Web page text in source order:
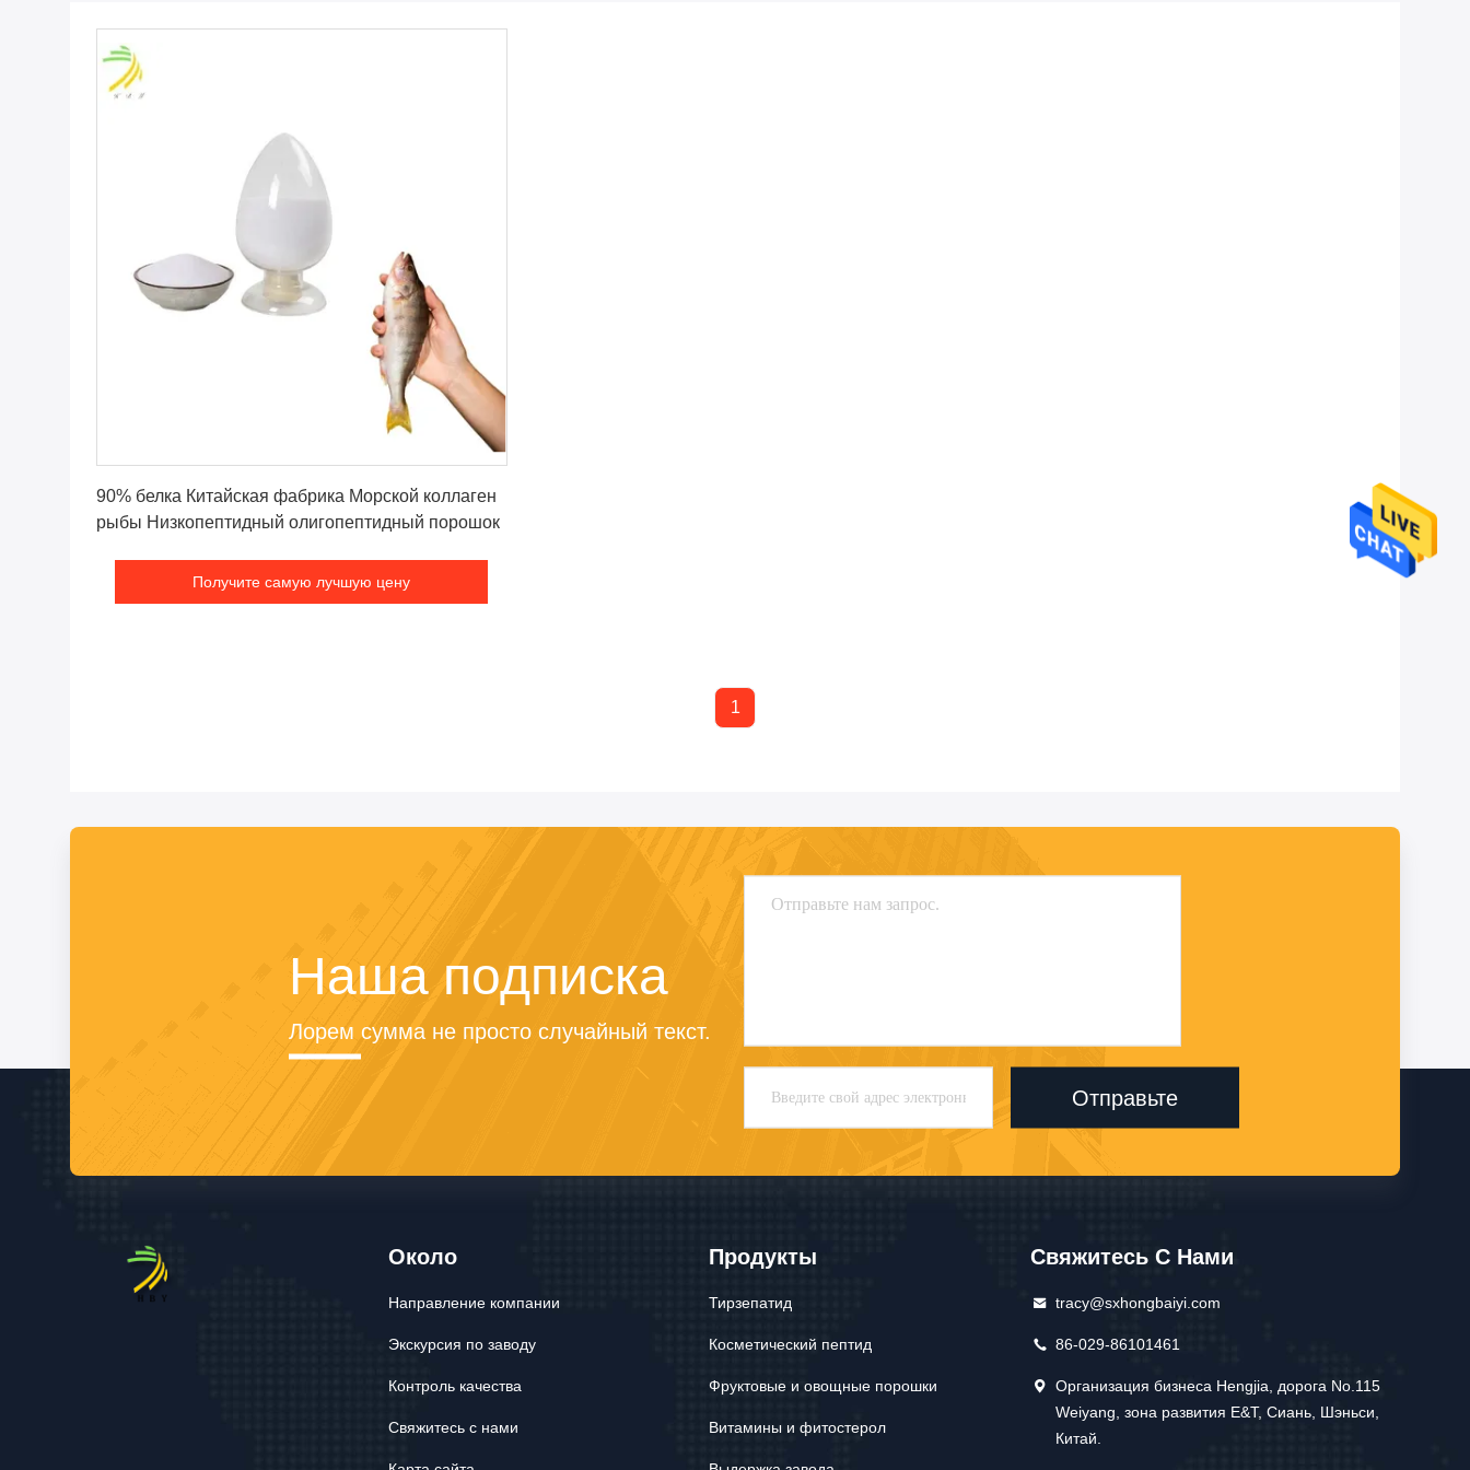
90% белка Китайская фабрика Морской коллаген
рыбы Низкопептидный олигопептидный порошок
Получите самую лучшую цену
1
Наша подписка
Лорем сумма не просто случайный текст.
Отправьте
Около
Направление компании
Экскурсия по заводу
Контроль качества
Свяжитесь с нами
Продукты
Тирзепатид
Косметический пептид
Фруктовые и овощные порошки
Витамины и фитостерол
Свяжитесь С Нами
tracy@sxhongbaiyi.com
86-029-86101461
Организация бизнеса Hengjia, дорога No.115
Weiyang, зона развития E&T, Сиань, Шэньси,
Китай.